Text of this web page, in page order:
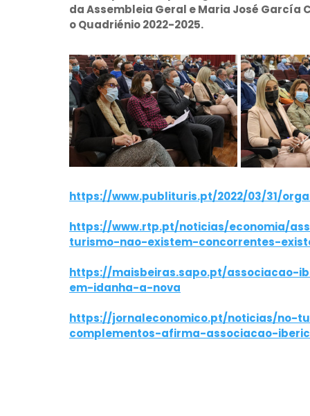
da Assembleia Geral e Maria José García
o Quadriénio 2022-2025.
https://www.publituris.pt/2022/03/31/
https://www.rtp.pt/noticias/economia/
turismo-nao-existem-concorrentes-
https://maisbeiras.sapo.pt/
em-idanha-a-nova
https://jornaleconomico.pt/noticias/no-
complementos-afirma-associacao-